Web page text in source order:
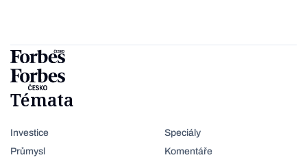
Témata
Investice
Průmysl
Speciály
Komentáře